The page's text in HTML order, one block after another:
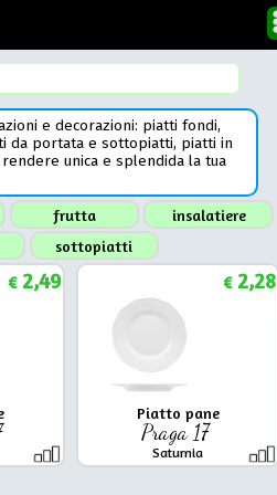
e decorazioni: piatti fondi,
da portata e sottopiatti, piatti in
unica e splendida la tua
frutta
insalatiere
sottopiatti
€2,49
Piatto pane
Praga 17
Saturnia
€2,28